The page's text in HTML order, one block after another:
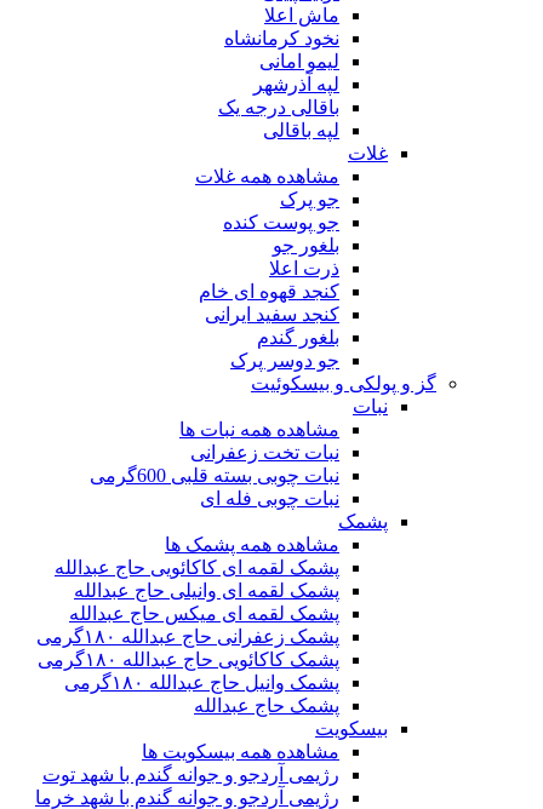
ماش اعلا
نخود کرمانشاه
لیمو امانی
لپه آذرشهر
باقالی درجه یک
لپه باقالی
غلات
مشاهده همه غلات
جو پرک
جو پوست کنده
بلغور جو
ذرت اعلا
کنجد قهوه ای خام
کنجد سفید ایرانی
بلغور گندم
جو دوسر پرک
گز و پولکی و بیسکوئیت
نبات
مشاهده همه نبات ها
نبات تخت زعفرانی
نبات چوبی بسته قلبی 600گرمی
نبات چوبی فله ای
پشمک
مشاهده همه پشمک ها
پشمک لقمه ای کاکائویی حاج عبدالله
پشمک لقمه ای وانیلی حاج عبدالله
پشمک لقمه ای میکس حاج عبدالله
پشمک زعفرانی حاج عبدالله ۱۸۰گرمی
پشمک کاکائویی حاج عبدالله ۱۸۰گرمی
پشمک وانیل حاج عبدالله ۱۸۰گرمی
پشمک حاج عبدالله
بیسکویت
مشاهده همه بیسکویت ها
رژیمی آردجو و جوانه گندم با شهد توت
رژیمی آردجو و جوانه گندم با شهد خرما